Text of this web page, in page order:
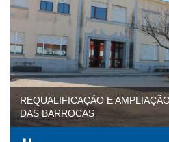
REQUALIFICAÇÃO E
DAS BARROCAS